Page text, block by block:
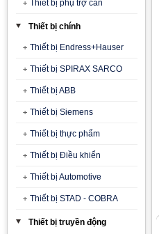
Thiết bị phụ trợ cân
Thiết bị chính
Thiết bị Endress+Hauser
Thiết bị SPIRAX SARCO
Thiết bị ABB
Thiết bị Siemens
Thiết bị thực phẩm
Thiết bị Điều khiển
Thiết bị Automotive
Thiết bị STAD - COBRA
Thiết bị truyền động